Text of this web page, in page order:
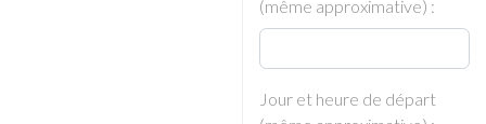
(même approximative) :
Jour et heure de départ